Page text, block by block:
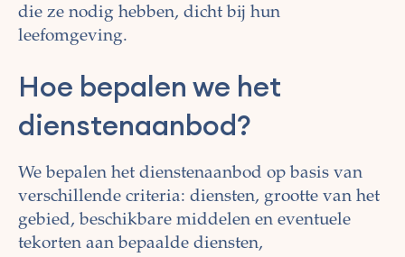
die ze nodig hebben, dicht bij hun
leefomgeving.
Hoe bepalen we het
dienstenaanbod?
We bepalen het dienstenaanbod op basis van
verschillende criteria: diensten, grootte van het
gebied, beschikbare middelen en eventuele
tekorten aan bepaalde diensten,